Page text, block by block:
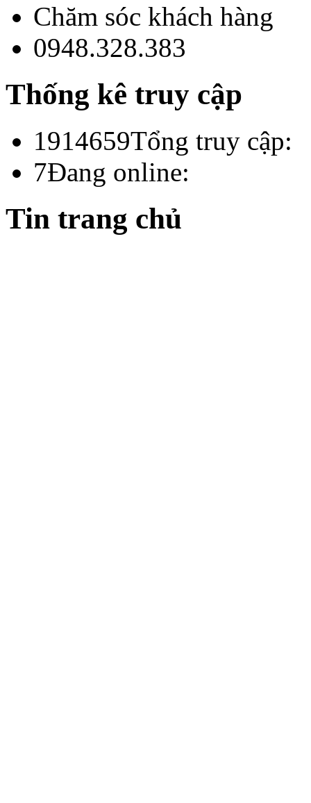
Chăm sóc khách hàng
0948.328.383
Thống kê truy cập
1914659Tổng truy cập:
7Đang online:
Tin trang chủ